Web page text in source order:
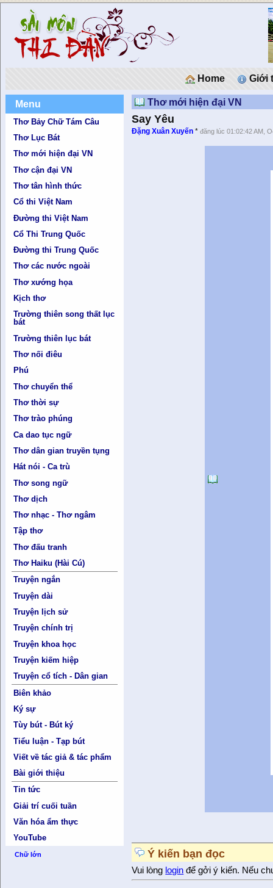
Home Giới
Menu
Thơ Bảy Chữ Tám Câu
Thơ Lục Bát
Thơ mới hiện đại VN
Thơ cận đại VN
Thơ tân hình thức
Cổ thi Việt Nam
Đường thi Việt Nam
Cổ Thi Trung Quốc
Đường thi Trung Quốc
Thơ các nước ngoài
Thơ xướng họa
Kịch thơ
Trường thiên song thất lục
bát
Trường thiên lục bát
Thơ nối điêu
Phú
Thơ chuyển thể
Thơ thời sự
Thơ trào phúng
Ca dao tục ngữ
Thơ dân gian truyền tụng
Hát nói - Ca trù
Thơ song ngữ
Thơ dịch
Thơ nhạc - Thơ ngâm
Tập thơ
Thơ đấu tranh
Thơ Haiku (Hài Cú)
Truyện ngắn
Truyện dài
Truyện lịch sử
Truyện chính trị
Truyện khoa học
Truyện kiếm hiệp
Truyện cổ tích - Dân gian
Biên khảo
Ký sự
Tùy bút - Bút ký
Tiểu luận - Tạp bút
Viết về tác giả & tác phẩm
Bài giới thiệu
Tin tức
Giải trí cuối tuần
Văn hóa ẩm thực
YouTube
Chữ lớn
Thơ mới hiện đại VN
Say Yêu
Đặng Xuân Xuyến *đăng lúc 01:02:42 AM,
Ý kiến bạn đọc
Vui lòng login để gởi ý kiến. Nếu